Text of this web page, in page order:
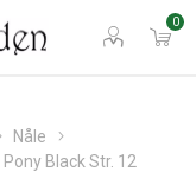
0
Nåle
Black Str. 12